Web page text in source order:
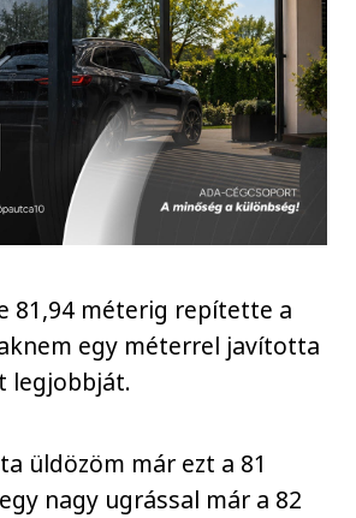
81,94 méterig repítette a
egy méterrel javította
legjobbját.
üldözöm már ezt a 81
nagy ugrással már a 82